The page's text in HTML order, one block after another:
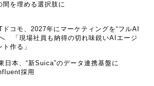
間を埋める選択肢に
ドコモ、2027年にマーケティングを“フルAI
「現場社員も納得の切れ味鋭いAIエージ
ト作る」
日本、“新Suica”のデータ連携基盤に
採用